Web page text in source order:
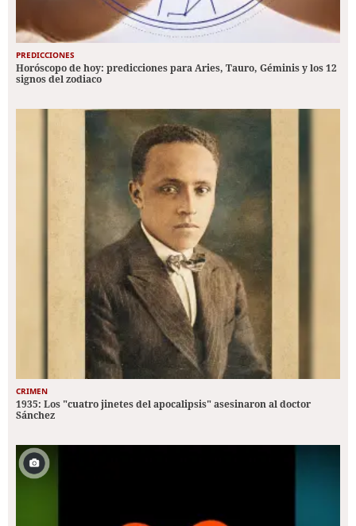
PREDICCIONES
Horóscopo de hoy: predicciones para Aries, Tauro, Géminis y los 12
signos del zodiaco
CRIMEN
1935: Los "cuatro jinetes del apocalipsis" asesinaron al doctor
Sánchez